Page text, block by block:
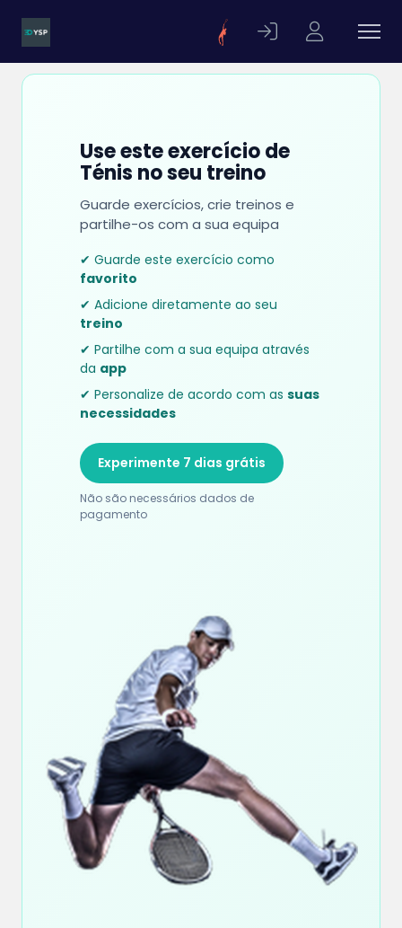
Use este exercício de
Ténis no seu treino
Guarde exercícios, crie treinos e
partilhe-os com a sua equipa
✔ Guarde este exercício como
favorito
✔ Adicione diretamente ao seu
treino
✔ Partilhe com a sua equipa através
da app
✔ Personalize de acordo com as suas
necessidades
Experimente 7 dias grátis
Não são necessários dados de
pagamento